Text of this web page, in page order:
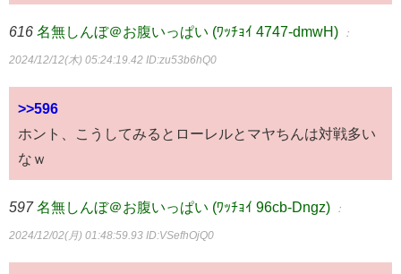
616 名無しんぼ＠お腹いっぱい (ﾜｯﾁｮｲ 4747-dmwH) ：
2024/12/12(木) 05:24:19.42 ID:zu53b6hQ0
>>596
ホント、こうしてみるとローレルとマヤちんは対戦多い
なｗ
597 名無しんぼ＠お腹いっぱい (ﾜｯﾁｮｲ 96cb-Dngz) ：
2024/12/02(月) 01:48:59.93 ID:VSefhOjQ0